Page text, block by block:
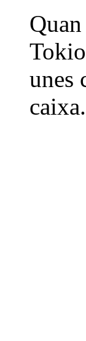
unes
caixa.